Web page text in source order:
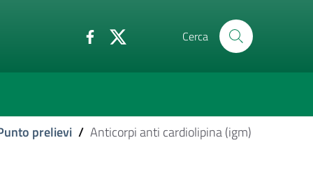
Cerca
prelievi / Anticorpi anti cardiolipina (igm)